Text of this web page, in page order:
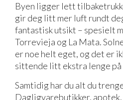
Byen ligger lett
gir deg litt mer luft rundt
fantastisk utsikt – spesielt
Torrevieja og La Mata.
er noe helt eget, og det er
sittende litt ekstra lenge på
Samtidig har du alt du
Dagligvarebutikker, apotek,